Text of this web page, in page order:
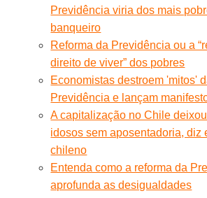
Previdência viria dos mais
banqueiro
Reforma da Previdência ou a
direito de viver” dos pobres
Economistas destroem 'mitos'
Previdência e lançam
A capitalização no Chile
idosos sem aposentadoria, diz
chileno
Entenda como a reforma da
aprofunda as desigualdades